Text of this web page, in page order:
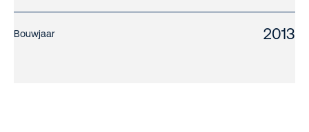
Bouwjaar 2013